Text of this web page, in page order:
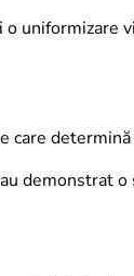
care
demonstrat